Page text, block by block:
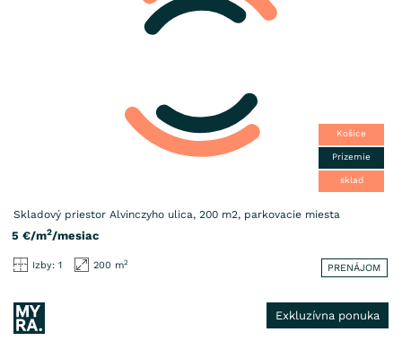
Košice
Prízemie
sklad
Skladový priestor Alvinczyho ulica, 200 m2, parkovacie miesta
5 €/m2/mesiac
Izby: 1 200 m2 PRENÁJOM
Exkluzívna ponuka